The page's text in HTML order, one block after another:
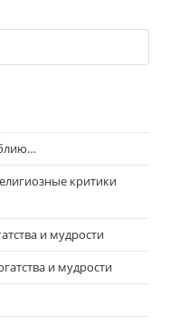
критики
и мудрости
и мудрости